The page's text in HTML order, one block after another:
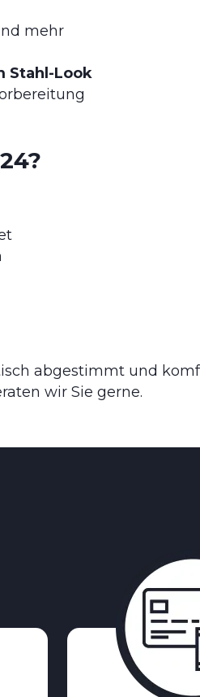
mehr
Stahl-Look
abgestimmt und
wir Sie gerne.